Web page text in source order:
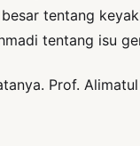
tentang
tentang isu
Prof.